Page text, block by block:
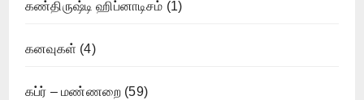
கண்திருஷ்டி ஹிப்னாடிசம் (1)
கனவுகள் (4)
கப்ர் – மண்ணறை (59)